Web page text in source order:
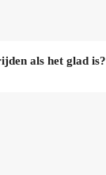
als het glad is?